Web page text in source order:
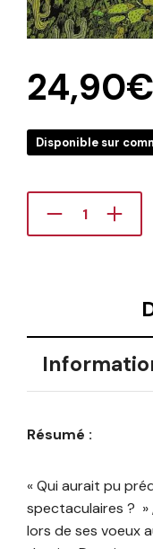
24,90€
Disponible sur
Résumé :
« Qui aurait pu
spectaculaires ? »
lors de ses voeux